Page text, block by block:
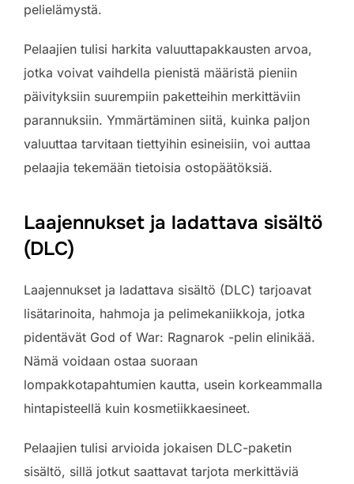
pelielämystä.
Pelaajien tulisi harkita valuuttapakkausten arvoa,
jotka voivat vaihdella pienistä määristä pieniin
päivityksiin suurempiin paketteihin merkittäviin
parannuksiin. Ymmärtäminen siitä, kuinka paljon
valuuttaa tarvitaan tiettyihin esineisiin, voi auttaa
pelaajia tekemään tietoisia ostopäätöksiä.
Laajennukset ja ladattava sisältö
(DLC)
Laajennukset ja ladattava sisältö (DLC) tarjoavat
lisätarinoita, hahmoja ja pelimekaniikkoja, jotka
pidentävät God of War: Ragnarok -pelin elinikää.
Nämä voidaan ostaa suoraan
lompakkotapahtumien kautta, usein korkeammalla
hintapisteellä kuin kosmetiikkaesineet.
Pelaajien tulisi arvioida jokaisen DLC-paketin
sisältö, sillä jotkut saattavat tarjota merkittäviä